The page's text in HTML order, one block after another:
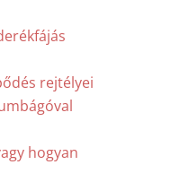
rejtélyei
hogyan